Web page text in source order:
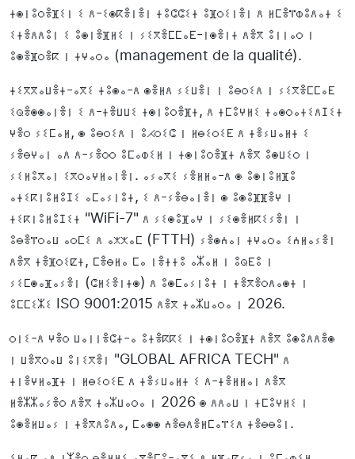
ⵜⵙⵏⵓⵔⴻⴼⵉⵏ ⵉ ⴷ-ⵉⵙⴽⴻⵏⴻⵏ ⵜⵓⵛⵛⵉⵜ ⵓⴼⵔⵉⵏⴻⵏ ⴷ ⵍⵎⴻⴶⵀⵓⴷⴰⵜ ⵉ
ⵉⵜⴻⴷⴷⵓⵏ ⵉ ⵓⵙⵏⴻⴼⵍⵉ ⵏ ⵢⵉⴳⴻⵎⵎⴰⴹ-ⵏⵙⴻⵏⵜ ⴷⴻⴳ ⵓⵏⵏⴰⵔ ⵏ
ⵓⵙⴻⴼⵔⴻⴽ ⵏ ⵜⵖⴰⵔⴰ (management de la qualité).
ⵜⵉⴳⴳⴰⵡⴻⵜ-ⴰⴳⵉ ⵜⵓⵙⴰ-ⴷ ⵙⴻⵍⴷ ⵢⵉⵡⴻⵏ ⵏ ⵓⴱⵔⵉⴷ ⵏ ⵢⵉⴳⴻⵎⵎⴰⴹ
ⵉⵕⴻⵙⵙⴰⵏⴻⵏ ⵉ ⴷ-ⵜⴻⵡⵡⵉ ⵜⵙⵏⵓⵔⴻⴼⵜ, ⴷ ⵜⵎⵓⵖⵍⵉ ⵜⴰⵙⵔⴰⵜⵉⴷⵊⵉⵜ
ⵖⴻⵔ ⵢⵉⵎⴰⵍ, ⵙ ⵓⴱⵔⵉⴷ ⵏ ⵓⵃⵔⵉⵛ ⵏ ⵍⴱⵉⵔⵉⴹ ⴷ ⵜⴻⵢⵡⴰⵍⵜ ⵉ
ⵢⴻⴱⵖⴰⵏ ⴰⴷ ⴷ-ⵢⴻⵔⵔ ⵓⵎⴰⵀⵉⵍ ⵏ ⵜⵙⵏⵓⵔⴻⴼⵜ ⴷⴻⴳ ⵓⵙⵡⵉⵔ ⵏ
ⵢⵉⵍⵓⴳⴰⵏ ⵉⴳⵔⴰⵖⵍⴰⵏⴻⵏ. ⴰⵢⴰⴳⵉ ⵢⴻⵍⵍⴰ-ⴷ ⵙ ⵓⵙⵏⵓⵍⴼⵓ
ⴰⵜⵉⴽⵏⵓⵍⵓⵊⵉ ⴰⵎⴰⵢⵏⵓⵜ, ⵉ ⴷ-ⵢⴻⴱⴰⵏⴻⵏ ⵙ ⵓⵙⵓⴼⴼⴻⵖ ⵏ
ⵜⵉⴽⵏⵓⵍⵓⵊⵉⵜ "WiFi-7" ⴷ ⵢⵉⵙⵓⴼⴰⵖ ⵏ ⵢⵉⵙⴻⵍⴽⵉⵢⴻⵏ ⵏ
ⵓⴱⴻⴶⵔⴰⵡ ⴰⵔⵎⵉ ⴷ ⴰⵅⵅⴰⵎ (FTTH) ⵢⴻⵙⵄⴰⵏ ⵜⵖⴰⵔⴰ ⵉⵄⵍⴰⵢⴻⵏ
ⴷⴻⴳ ⵜⴻⴼⵔⵉⵇⵜ, ⵎⴻⴱⵍⴰ ⵎⴰ ⵏⴻⵜⵜⵓ ⴰⵣⴰⵍ ⵏ ⵓⵕⴹⵓ ⵏ
ⵢⵉⵎⵙⴰⴼⴰⵢⴻⵏ (ⵛⵍⵉⴻⵏⵜⵙ) ⴷ ⵓⵙⵎⴰⵢⵏⵓⵜ ⵏ ⵜⴻⴳⴻⵔⴷⴰⵙⵜ ⵏ
ⵓⵎⵎⵉⵣⵉ ISO 9001:2015 ⴷⴻⴳ ⵜⴰⵣⵡⴰⵔⴰ ⵏ 2026.
ⵔⵏⵉ-ⴷ ⵖⴻⵔ ⵡⴰⵏⵏⴻⵛⵜ-ⴰ ⵓⵜⴻⴽⴽⵉ ⵏ ⵜⵙⵏⵓⵔⴻⴼⵜ ⴷⴻⴳ ⵓⵙⵓⴷⴷⴻⵙ
ⵏ ⵡⴻⴳⵔⴰⵡ ⵓⵏⵉⴳⴻⵏ "GLOBAL AFRICA TECH" ⴷ
ⵜⵏⴻⵖⵍⴰⴼⵜ ⵏ ⵍⴱⵉⵔⵉⴹ ⴷ ⵜⴻⵢⵡⴰⵍⵜ ⵉ ⴷ-ⵜⴻⵍⵍⴰⵏ ⴷⴻⴳ
ⵍⴻⵣⵣⴰⵢⴻⵔ ⴷⴻⴳ ⵜⴰⵣⵡⴰⵔⴰ ⵏ 2026 ⵙ ⴷⴷⴰⵡ ⵏ ⵜⵎⵓⵖⵍⵉ ⵏ
ⵓⵙⴻⵍⵡⴰⵢ ⵏ ⵜⴻⴳⴷⵓⴷⴰ, ⵎⴰⵙⵙ ⵄⴻⴱⴷⴻⵍⵎⴰⴶⵉⴷ ⵜⴻⴱⴱⵓⵏ.